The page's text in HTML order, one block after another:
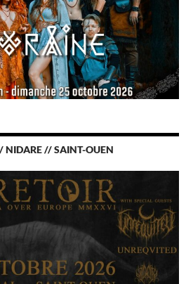
NIDARE // SAINT-OUEN